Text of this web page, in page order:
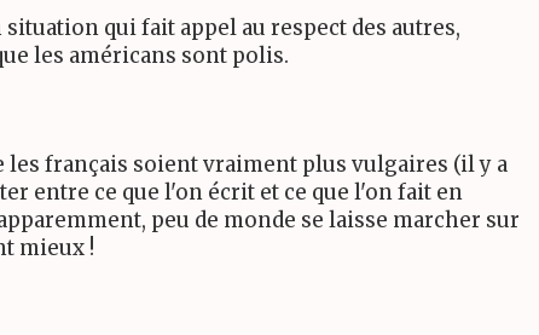
qui fait appel au respect des autres,
les américans sont polis.
les français soient vraiment plus vulgaires (il y a
entre ce que l'on écrit et ce que l'on fait en
peu de monde se laisse marcher sur
mieux !